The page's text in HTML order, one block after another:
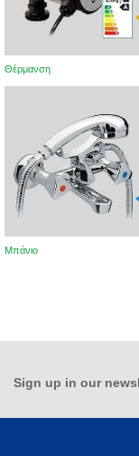
Θέρμανση
Μπάνιο
Sign up in our